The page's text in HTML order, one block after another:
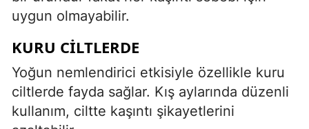
uygun olmayabilir.
KURU CILTLERDE
Yoğun nemlendirici etkisiyle özellikle kuru
ciltlerde fayda sağlar. Kış aylarında düzenli
kullanım, ciltte kaşıntı şikayetlerini